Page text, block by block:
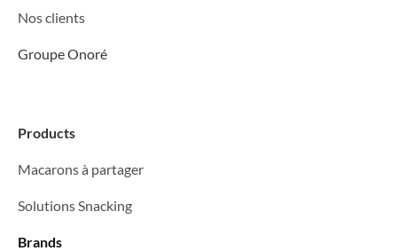
Nos clients
Groupe Onoré
Products
Macarons à partager
Solutions Snacking
Brands